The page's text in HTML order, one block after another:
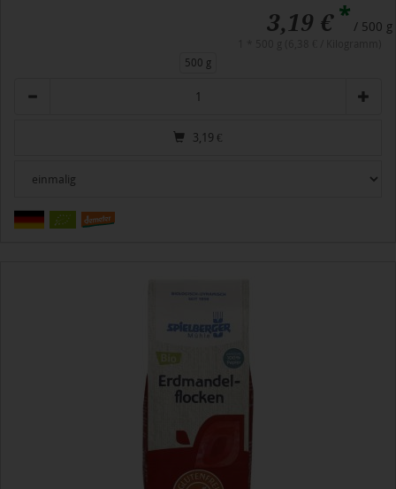
3,19 €* / 500 g
500 g
3,19 €